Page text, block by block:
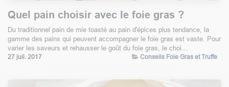
Quel pain choisir avec le foie gras ?
Du traditionnel pain de mie toasté au pain d'épices plus tendance, la
gamme des pains qui peuvent accompagner le foie gras est vaste. Pour
varier les saveurs et rehausser le goût du foie gras, le choi...
27 juil. 2017 Conseils Foie Gras et Truffe